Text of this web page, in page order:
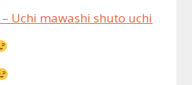
Uchi mawashi shuto uchi